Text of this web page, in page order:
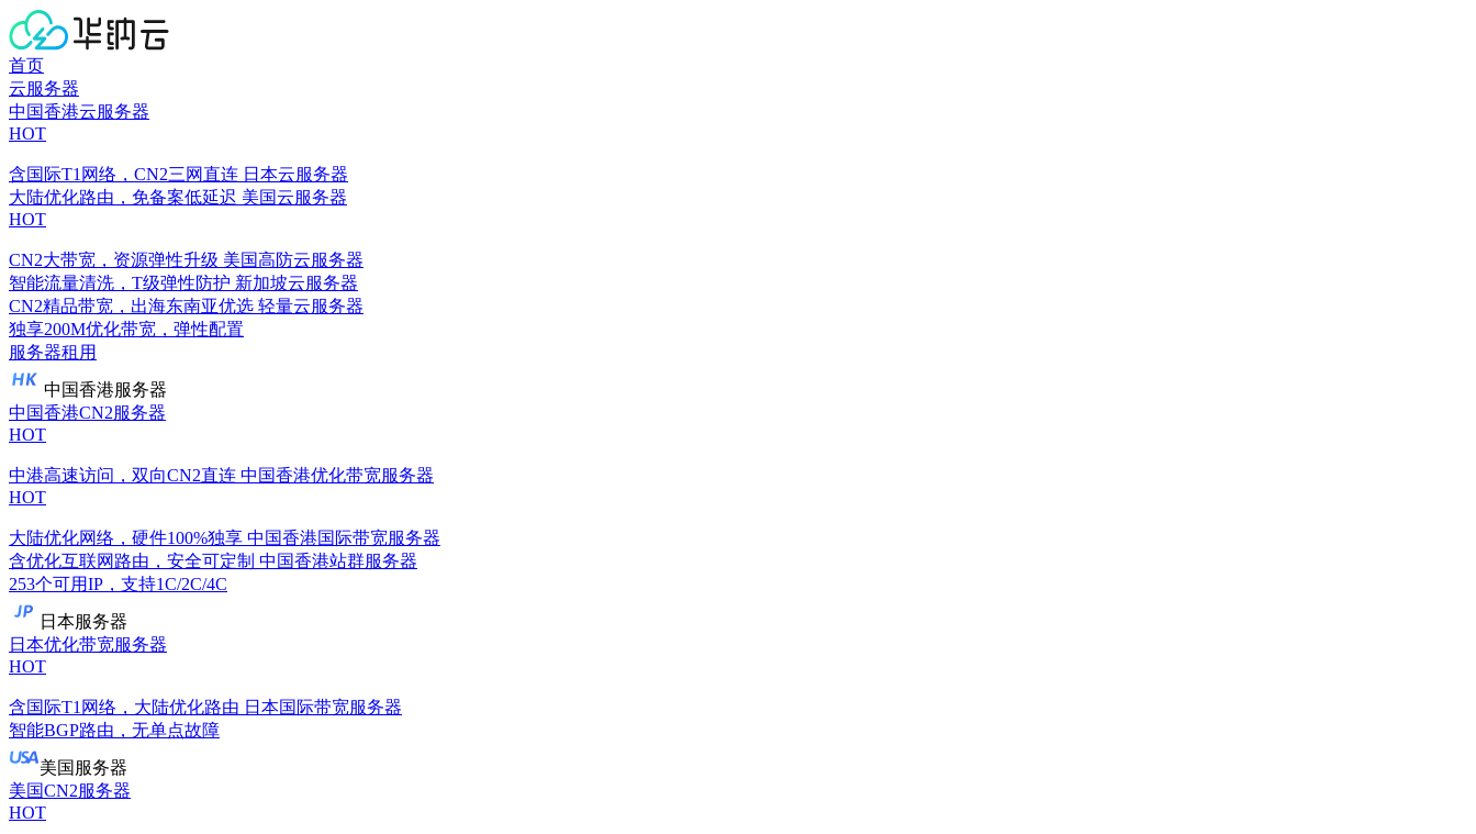
首页
云服务器
中国香港云服务器
HOT
含国际T1网络，CN2三网直连 日本云服务器
大陆优化路由，免备案低延迟 美国云服务器
HOT
CN2大带宽，资源弹性升级 美国高防云服务器
智能流量清洗，T级弹性防护 新加坡云服务器
CN2精品带宽，出海东南亚优选 轻量云服务器
独享200M优化带宽，弹性配置
服务器租用
中国香港服务器
中国香港CN2服务器
HOT
中港高速访问，双向CN2直连 中国香港优化带宽服务器
HOT
大陆优化网络，硬件100%独享 中国香港国际带宽服务器
含优化互联网路由，安全可定制 中国香港站群服务器
253个可用IP，支持1C/2C/4C
日本服务器
日本优化带宽服务器
HOT
含国际T1网络，大陆优化路由 日本国际带宽服务器
智能BGP路由，无单点故障
美国服务器
美国CN2服务器
HOT